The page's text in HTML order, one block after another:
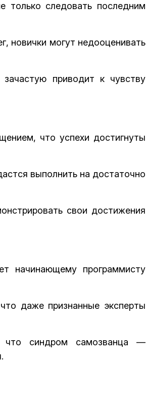
только следовать последним
новички могут недооценивать
приводит к чувству
что успехи достигнуты
выполнить на достаточно
свои достижения
начинающему программисту
даже признанные эксперты
что синдром самозванца —